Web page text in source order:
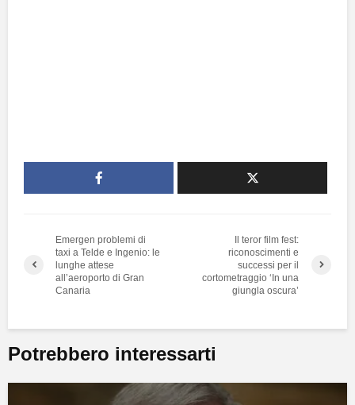
Emergen problemi di
taxi a Telde e Ingenio: le
lunghe attese
all’aeroporto di Gran
Canaria
Il teror film fest:
riconoscimenti e
successi per il
cortometraggio ‘In una
giungla oscura’
Potrebbero interessarti